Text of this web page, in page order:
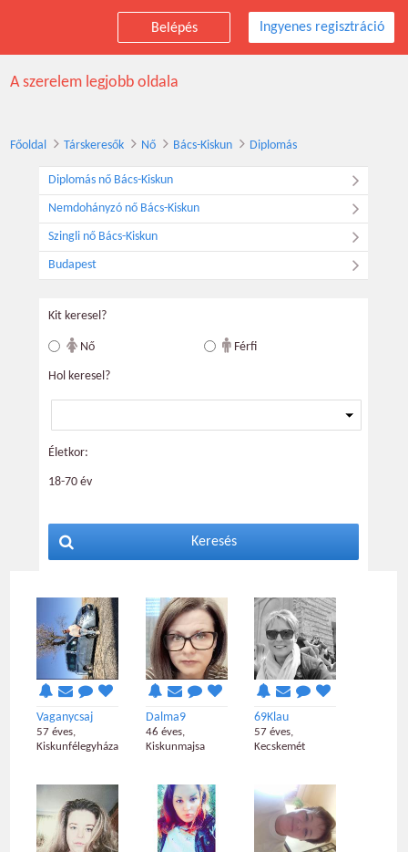
Belépés Ingyenes regisztráció
Társkereső diplomás nők, Bács-Kiskun
A szerelem legjobb oldala
Főoldal Társkeresők Nő Bács-Kiskun Diplomás
Diplomás nő Bács-Kiskun
Nemdohányzó nő Bács-Kiskun
Szingli nő Bács-Kiskun
Budapest
Kit keresel?
Nő Férfi
Hol keresel?
Életkor:
18-70 év
Keresés
Vaganycsaj
57 éves,
Kiskunfélegyháza
Dalma9
46 éves,
Kiskunmajsa
69Klau
57 éves,
Kecskemét